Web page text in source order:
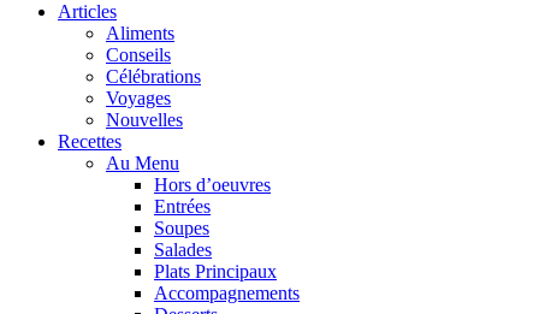
Articles
Aliments
Conseils
Célébrations
Voyages
Nouvelles
Recettes
Au Menu
Hors d’oeuvres
Entrées
Soupes
Salades
Plats Principaux
Accompagnements